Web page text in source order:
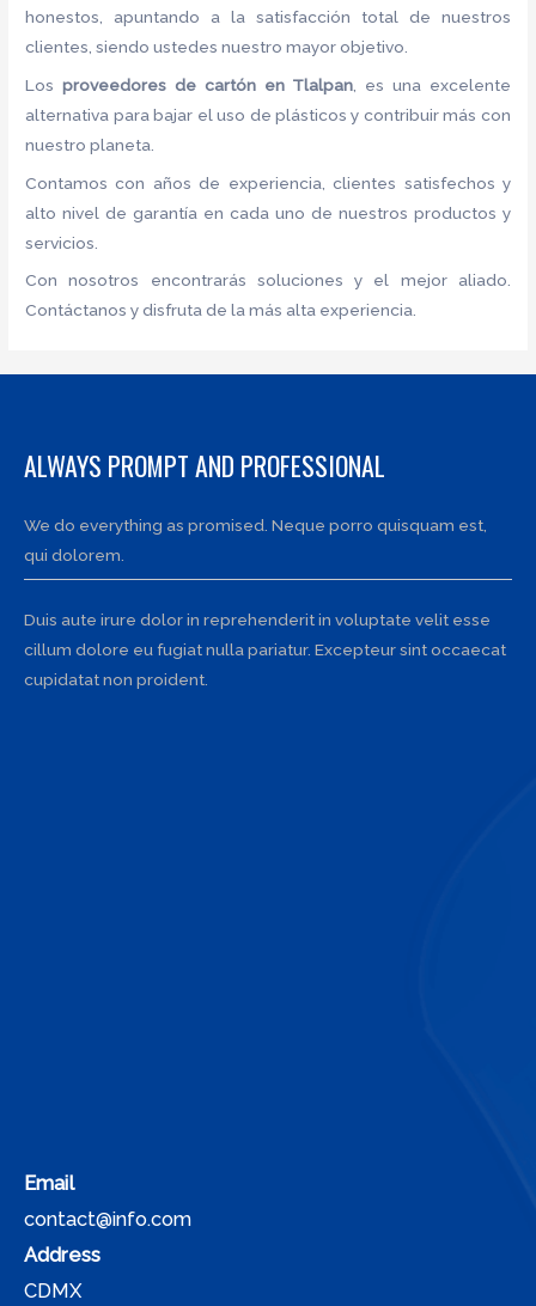
honestos, apuntando a la satisfacción total de nuestros
clientes, siendo ustedes nuestro mayor objetivo.
Los proveedores de cartón en Tlalpan , es una excelente
alternativa para bajar el uso de plásticos y contribuir más con
nuestro planeta.
Contamos con años de experiencia, clientes satisfechos y
alto nivel de garantía en cada uno de nuestros productos y
servicios.
Con nosotros encontrarás soluciones y el mejor aliado.
Contáctanos y disfruta de la más alta experiencia.
ALWAYS PROMPT AND PROFESSIONAL
We do everything as promised. Neque porro quisquam est,
qui dolorem.
Duis aute irure dolor in reprehenderit in voluptate velit esse
cillum dolore eu fugiat nulla pariatur. Excepteur sint occaecat
cupidatat non proident.
Email
contact@info.com
Address
CDMX